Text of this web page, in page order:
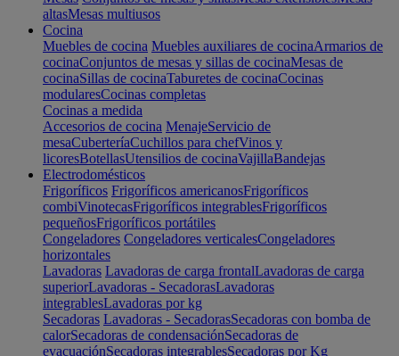
altasMesas multiusos
Cocina
Muebles de cocina Muebles auxiliares de cocinaArmarios de
cocinaConjuntos de mesas y sillas de cocinaMesas de
cocinaSillas de cocinaTaburetes de cocinaCocinas
modularesCocinas completas
Cocinas a medida
Accesorios de cocina MenajeServicio de
mesaCuberteríaCuchillos para chefVinos y
licoresBotellasUtensilios de cocinaVajillaBandejas
Electrodomésticos
Frigoríficos Frigoríficos americanosFrigoríficos
combiVinotecasFrigoríficos integrablesFrigoríficos
pequeñosFrigoríficos portátiles
Congeladores Congeladores verticalesCongeladores
horizontales
Lavadoras Lavadoras de carga frontalLavadoras de carga
superiorLavadoras - SecadorasLavadoras
integrablesLavadoras por kg
Secadoras Lavadoras - SecadorasSecadoras con bomba de
calorSecadoras de condensaciónSecadoras de
evacuaciónSecadoras integrablesSecadoras por Kg